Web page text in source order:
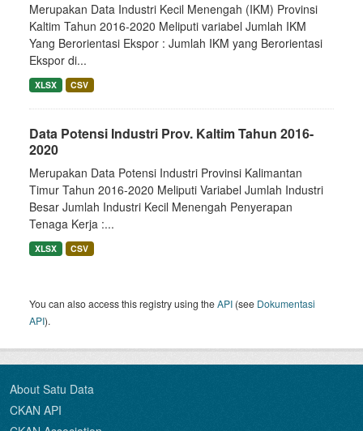
Merupakan Data Industri Kecil Menengah (IKM) Provinsi
Kaltim Tahun 2016-2020 Meliputi variabel Jumlah IKM
Yang Berorientasi Ekspor : Jumlah IKM yang Berorientasi
Ekspor di...
XLSX CSV
Data Potensi Industri Prov. Kaltim Tahun 2016-
2020
Merupakan Data Potensi Industri Provinsi Kalimantan
Timur Tahun 2016-2020 Meliputi Variabel Jumlah Industri
Besar Jumlah Industri Kecil Menengah Penyerapan
Tenaga Kerja :...
XLSX CSV
You can also access this registry using theAPI (see Dokumentasi
API).
About Satu Data
CKAN API